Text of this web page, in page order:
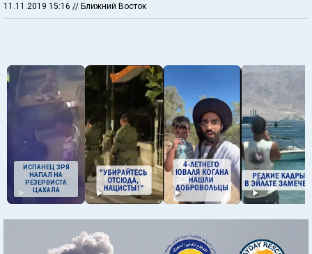
11.11.2019 15:16 // Ближний Восток
ИСПАНЕЦ ЗРЯ
НАПАЛ НА
РЕЗЕРВИСТА
ЦАХАЛА